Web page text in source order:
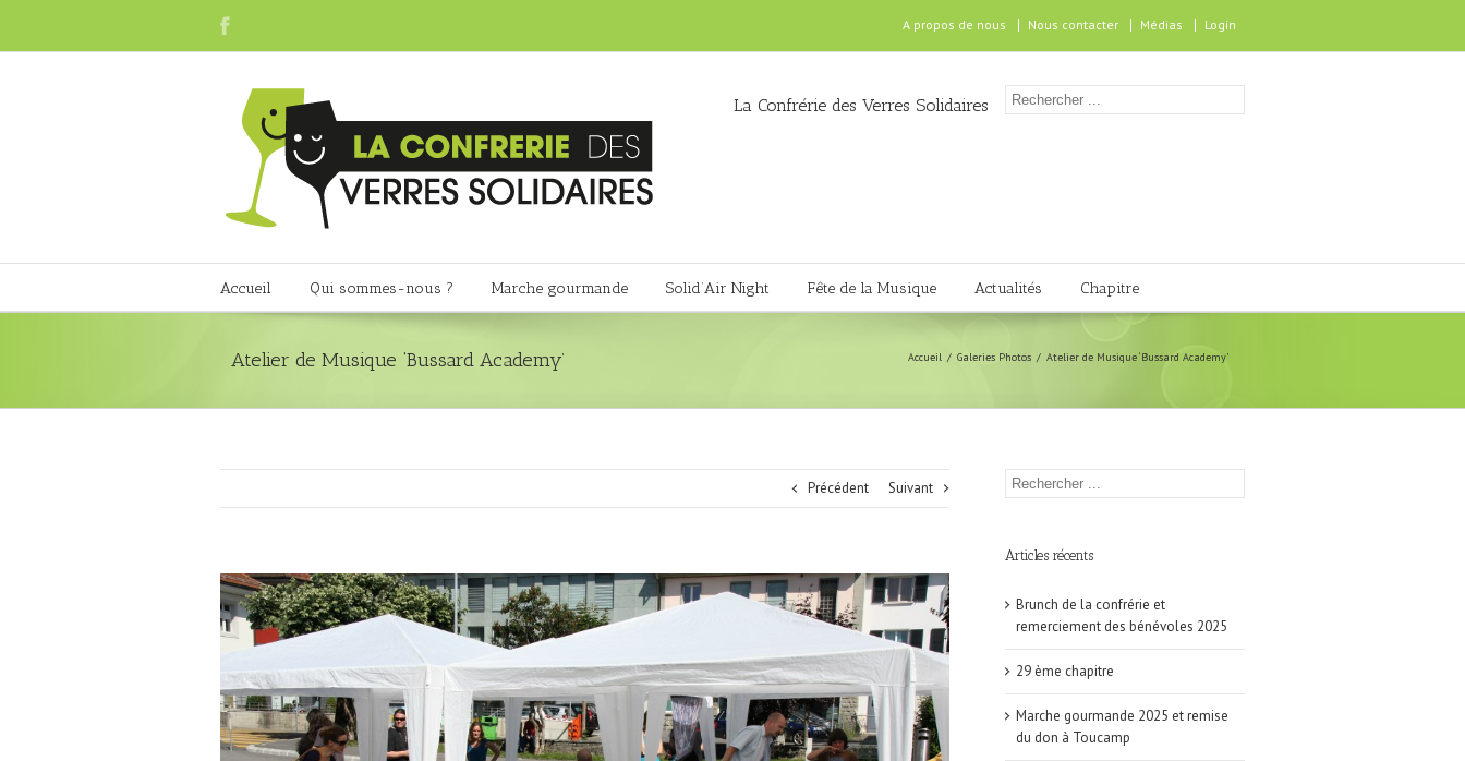
A propos de nous Nous contacter Médias Login
La Confrérie des Verres Solidaires
Accueil Qui sommes-nous ? Marche gourmande Solid’Air Night Fête de la Musique Actualités Chapitre
Atelier de Musique ‘Bussard Academy’ Accueil Galeries Photos Atelier de Musique ‘Bussard Academy’
Précédent Suivant
Articles récents
Brunch de la confrérie et
remerciement des bénévoles 2025
29 ème chapitre
Marche gourmande 2025 et remise
du don à Toucamp